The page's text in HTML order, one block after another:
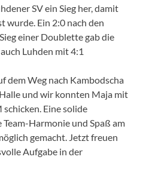
SV ein Sieg her, damit
wurde. Ein 2:0 nach den
einer Doublette gab die
Luhden mit 4:1
dem Weg nach Kambodscha
und wir konnten Maja mit
Eine solide
Harmonie und Spaß am
gemacht. Jetzt freuen
Aufgabe in der